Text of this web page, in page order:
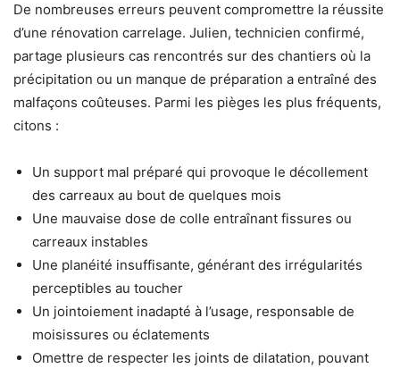
De nombreuses erreurs peuvent compromettre la réussite
d’une rénovation carrelage. Julien, technicien confirmé,
partage plusieurs cas rencontrés sur des chantiers où la
précipitation ou un manque de préparation a entraîné des
malfaçons coûteuses. Parmi les pièges les plus fréquents,
citons :
Un support mal préparé qui provoque le décollement
des carreaux au bout de quelques mois
Une mauvaise dose de colle entraînant fissures ou
carreaux instables
Une planéité insuffisante, générant des irrégularités
perceptibles au toucher
Un jointoiement inadapté à l’usage, responsable de
moisissures ou éclatements
Omettre de respecter les joints de dilatation, pouvant